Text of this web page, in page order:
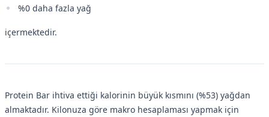
%0 daha fazla yağ
içermektedir.
Protein Bar ihtiva ettiği kalorinin büyük kısmını (%53) yağdan
almaktadır. Kilonuza göre makro hesaplaması yapmak için